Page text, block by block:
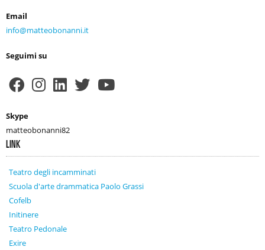
Email
info@matteobonanni.it
Seguimi su
Skype
matteobonanni82
LINK
Teatro degli incamminati
Scuola d'arte drammatica Paolo Grassi
Cofelb
Initinere
Teatro Pedonale
Exire